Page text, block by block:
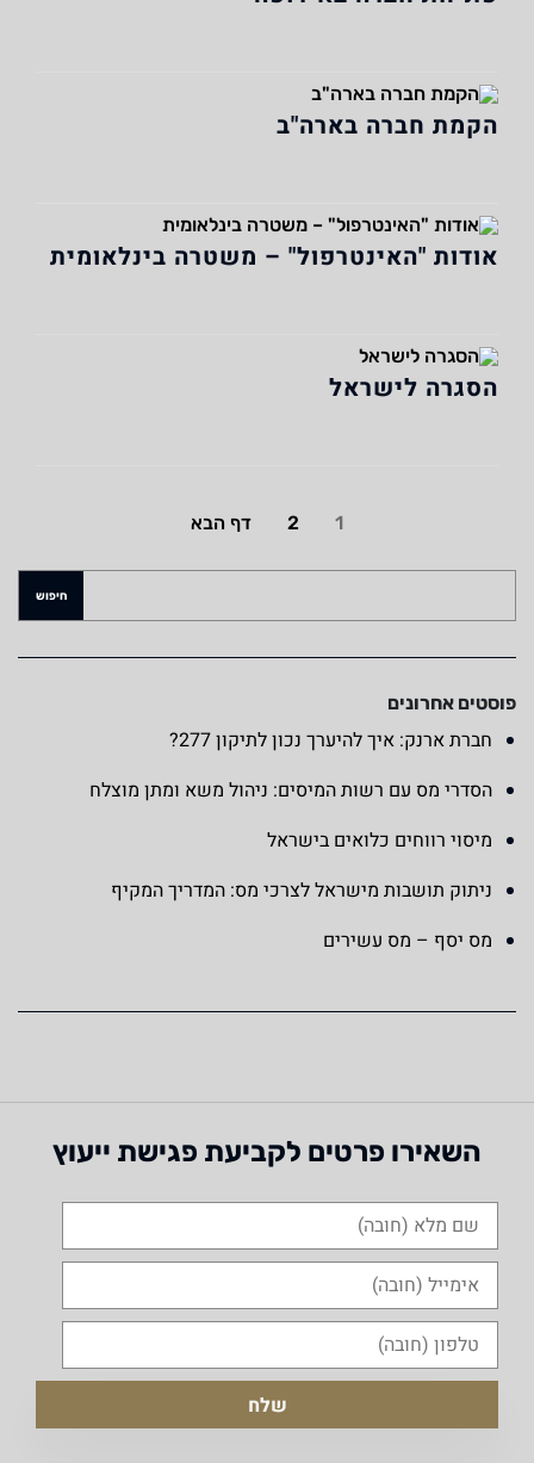
הקמת חברה בארה"ב
אודות "האינטרפול" – משטרה בינלאומית
הסגרה לישראל
1
2 דף הבא
פוסטים אחרונים
חברת ארנק: איך להיערך נכון לתיקון 277?
הסדרי מס עם רשות המיסים: ניהול משא ומתן מוצלח
מיסוי רווחים כלואים בישראל
ניתוק תושבות מישראל לצרכי מס: המדריך המקיף
מס יסף – מס עשירים
השאירו פרטים לקביעת פגישת ייעוץ